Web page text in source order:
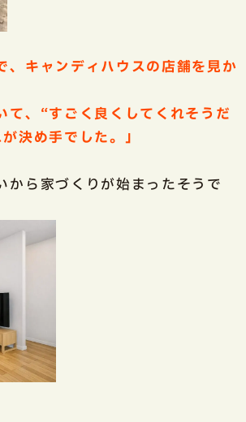
、キャンディハウスの店舗を見か
て、“すごく良くしてくれそうだ
決め手でした。」
から家づくりが始まったそうで